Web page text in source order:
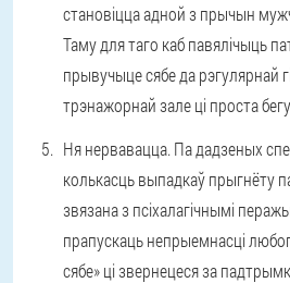
становіцца адной з прычын
Таму для таго каб павялічыць
прывучыце сябе да рэгулярнай
трэнажорнай зале ці проста
Ня нервавацца. Па дадзеных
колькасць выпадкаў прыгнёту
звязана з псіхалагічнымі
прапускаць непрыемнасці
сябе» ці звернецеся за